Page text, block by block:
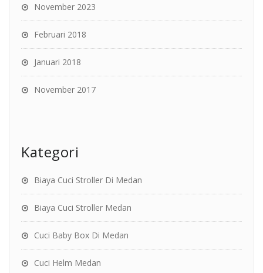
November 2023
Februari 2018
Januari 2018
November 2017
Kategori
Biaya Cuci Stroller Di Medan
Biaya Cuci Stroller Medan
Cuci Baby Box Di Medan
Cuci Helm Medan